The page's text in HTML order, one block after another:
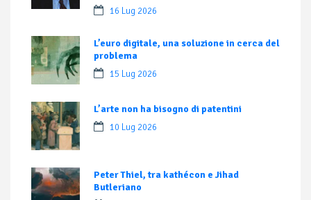
16 Lug 2026
L’euro digitale, una soluzione in cerca del
problema
15 Lug 2026
L’arte non ha bisogno di patentini
10 Lug 2026
Peter Thiel, tra kathécon e Jihad
Butleriano